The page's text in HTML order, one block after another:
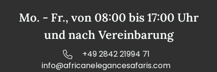
Mo. - Fr., von 08:00 bis 17:00 Uhr
und nach Vereinbarung
+49 2842 21994 71
info@africanelegancesafaris.com